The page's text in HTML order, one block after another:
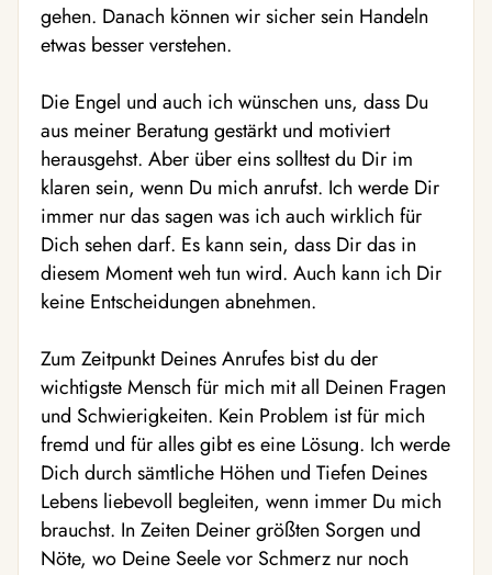
gehen. Danach können wir sicher sein Handeln
etwas besser verstehen.
Die Engel und auch ich wünschen uns, dass Du
aus meiner Beratung gestärkt und motiviert
herausgehst. Aber über eins solltest du Dir im
klaren sein, wenn Du mich anrufst. Ich werde Dir
immer nur das sagen was ich auch wirklich für
Dich sehen darf. Es kann sein, dass Dir das in
diesem Moment weh tun wird. Auch kann ich Dir
keine Entscheidungen abnehmen.
Zum Zeitpunkt Deines Anrufes bist du der
wichtigste Mensch für mich mit all Deinen Fragen
und Schwierigkeiten. Kein Problem ist für mich
fremd und für alles gibt es eine Lösung. Ich werde
Dich durch sämtliche Höhen und Tiefen Deines
Lebens liebevoll begleiten, wenn immer Du mich
brauchst. In Zeiten Deiner größten Sorgen und
Nöte, wo Deine Seele vor Schmerz nur noch